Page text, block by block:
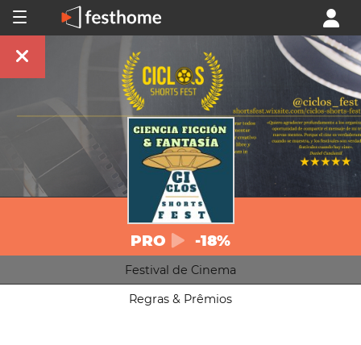
PRO -18%
Festival de Cinema
Regras & Prêmios